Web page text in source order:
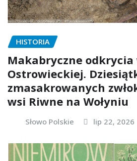
HISTORIA
Makabryczne odkrycia
Ostrowieckiej.
zmasakrowanych
wsi Riwne na Wołyniu
Słowo Polskie lip 22, 2026